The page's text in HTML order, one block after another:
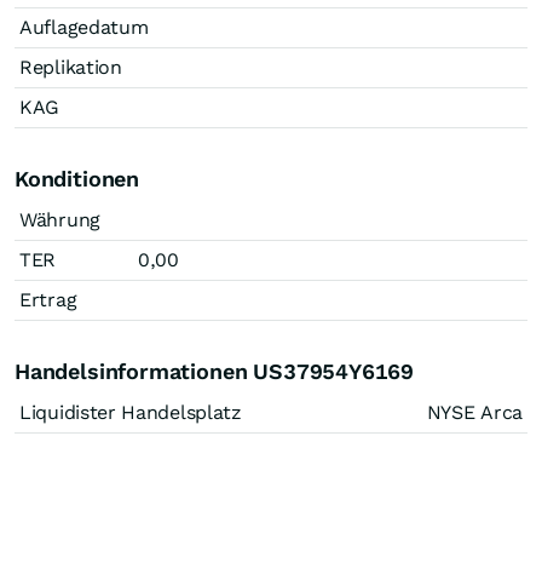
Auflagedatum
Replikation
KAG
Konditionen
Währung
TER
0,00
Ertrag
Handelsinformationen US37954Y6169
Liquidister Handelsplatz NYSE Arca